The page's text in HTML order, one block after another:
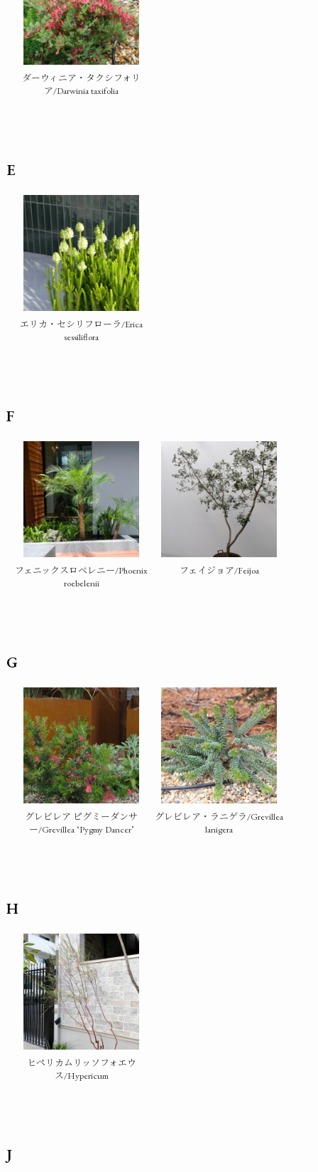
ダーウィニア・タクシフォリ
ア/Darwinia taxifolia
E
エリカ・セシリフローラ/Erica
sessiliflora
F
フェニックスロベレニー/Phoenix
roebelenii
フェイジョア/Feijoa
G
グレビレア ピグミーダンサ
ー/Grevillea ‘Pygmy Dancer’
グレビレア・ラニゲラ/Grevillea
lanigera
H
ヒペリカムリッソフォエウ
ス/Hypericum
J